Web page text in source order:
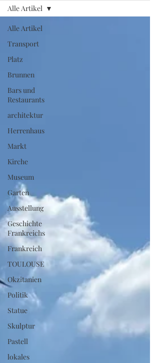
Alle Artikel
Transport
Platz
Brunnen
Bars und
Restaurants
architektur
Herrenhaus
Markt
Kirche
Museum
Garten
Ausstellung
Geschichte
Frankreichs
Frankreich
TOULOUSE
Okzitanien
Politik
Statue
Skulptur
Pastell
lokales
Alle Artikel